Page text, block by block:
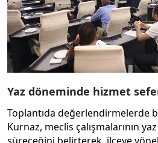
Yaz döneminde hizmet
Toplantıda değerlendirmelerde
Kurnaz, meclis çalışmalarının